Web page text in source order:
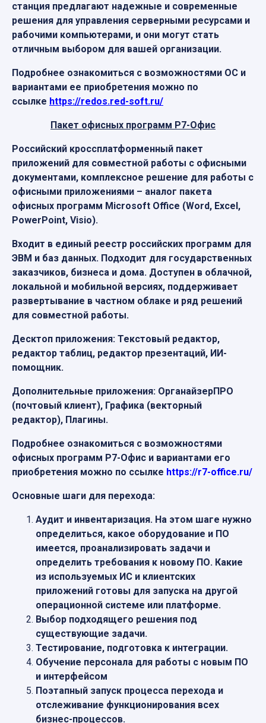
станция предлагают надежные и современные
решения для управления серверными ресурсами и
рабочими компьютерами, и они могут стать
отличным выбором для вашей организации.
Подробнее ознакомиться с возможностями ОС и
вариантами ее приобретения можно по
ссылке https://redos.red-soft.ru/
Пакет офисных программ Р7-Офис
Российский кроссплатформенный пакет
приложений для совместной работы с офисными
документами, комплексное решение для работы с
офисными приложениями – аналог пакета
офисных программ Microsoft Office (Word, Excel,
PowerPoint, Visio).
Входит в единый реестр российских программ для
ЭВМ и баз данных. Подходит для государственных
заказчиков, бизнеса и дома. Доступен в облачной,
локальной и мобильной версиях, поддерживает
развертывание в частном облаке и ряд решений
для совместной работы.
Десктоп приложения: Текстовый редактор,
редактор таблиц, редактор презентаций, ИИ-
помощник.
Дополнительные приложения: ОрганайзерПРО
(почтовый клиент), Графика (векторный
редактор), Плагины.
Подробнее ознакомиться с возможностями
офисных программ Р7-Офис и вариантами его
приобретения можно по ссылке https://r7-office.ru/
Основные шаги для перехода:
Аудит и инвентаризация. На этом шаге нужно
определиться, какое оборудование и ПО
имеется, проанализировать задачи и
определить требования к новому ПО. Какие
из используемых ИС и клиентских
приложений готовы для запуска на другой
операционной системе или платформе.
Выбор подходящего решения под
существующие задачи.
Тестирование, подготовка к интеграции.
Обучение персонала для работы с новым ПО
и интерфейсом
Поэтапный запуск процесса перехода и
отслеживание функционирования всех
бизнес-процессов.